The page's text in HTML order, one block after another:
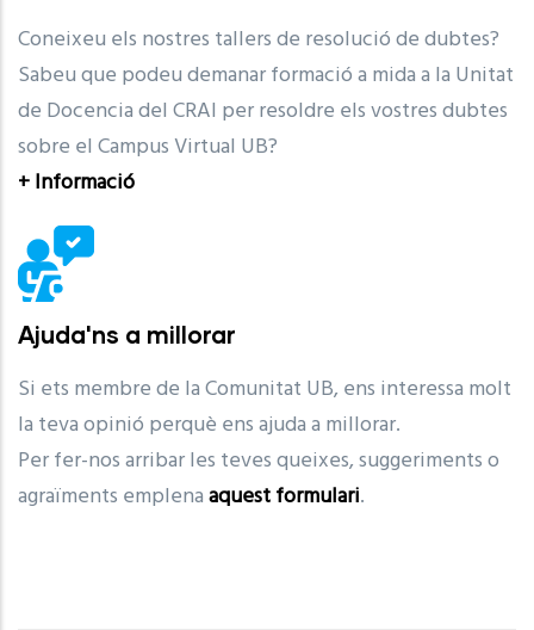
Coneixeu els nostres tallers de resolució de dubtes?
Sabeu que podeu demanar formació a mida a la Unitat
de Docencia del CRAI per resoldre els vostres dubtes
sobre el Campus Virtual UB?
+ Informació
Ajuda'ns a millorar
Si ets membre de la Comunitat UB, ens interessa molt
la teva opinió perquè ens ajuda a millorar.
Per fer-nos arribar les teves queixes, suggeriments o
agraïments emplenaaquest formulari.